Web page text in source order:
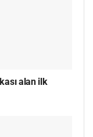
alan ilk